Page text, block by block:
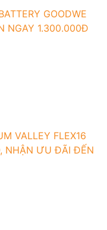
GOODWE
NGAY 1.300.000Đ
VALLEY FLEX16
NHẬN ƯU ĐÃI ĐẾN